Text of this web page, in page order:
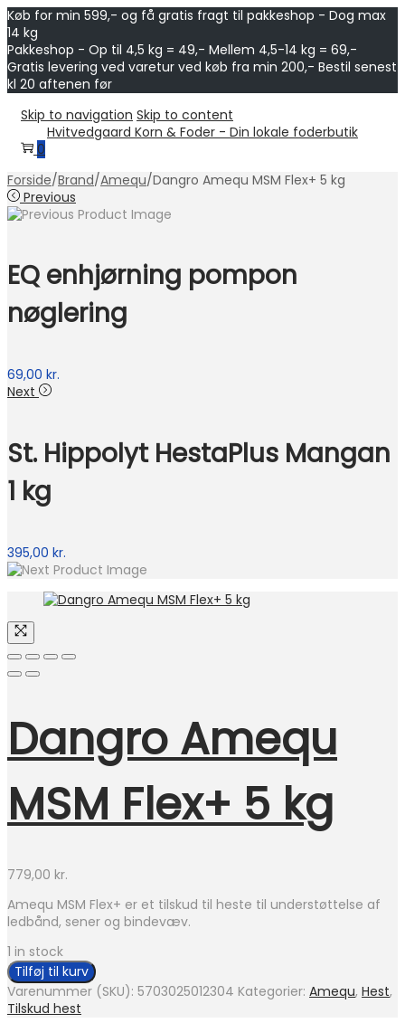
Køb for min 599,- og få gratis fragt til pakkeshop - Dog max
14 kg
Pakkeshop - Op til 4,5 kg = 49,- Mellem 4,5-14 kg = 69,-
Gratis levering ved varetur ved køb fra min 200,- Bestil senest
kl 20 aftenen før
Skip to navigation Skip to content
Hvitvedgaard Korn & Foder - Din lokale foderbutik
0
Forside/Brand/Amequ/Dangro Amequ MSM Flex+ 5 kg
Previous
EQ enhjørning pompon
nøglering
69,00 kr.
Next
St. Hippolyt HestaPlus Mangan
1 kg
395,00 kr.
Dangro Amequ
MSM Flex+ 5 kg
779,00 kr.
Amequ MSM Flex+ er et tilskud til heste til understøttelse af
ledbånd, sener og bindevæv.
1 in stock
Tilføj til kurv
Varenummer (SKU): 5703025012304 Kategorier: Amequ, Hest,
Tilskud hest